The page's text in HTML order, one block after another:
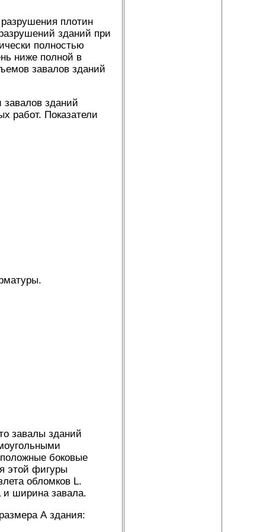
плотин
зданий при
полностью
ниже полной в
завалов зданий
завалов зданий
работ. Показатели
завалы зданий
боковые
этой фигуры
обломков L.
и ширина завала.
А здания: